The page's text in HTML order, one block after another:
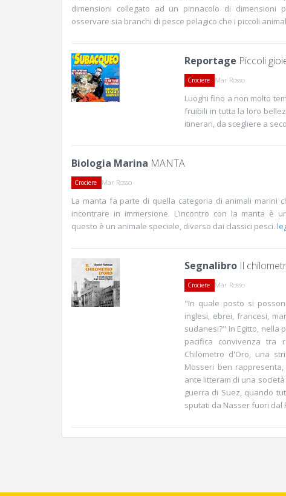
dimensioni collegato ad un pinnacolo di dimensioni
osservare sia branchi di pesce pelagico che i piccoli
Reportage Piccoli
Crociere Mar Rosso
Luoghi fino a non molto
fruibili in tutta la loro
itinerari, da scegliere a
Biologia Marina MANTA
Crociere Mar Rosso
La manta fa parte di quella categoria di animali marini
incontrare in immersione. L’incontro con la manta è
questo è un animale speciale, diverso dai classici pesci.
Segnalibro Il
Crociere Mar Rosso
"In quale posto si
inglesi, ebrei, francesi,
sudanesi?" In Egitto, nella
pacifica convivenza tra
Chilometro d'Oro, una
Mosseri ben
ante litteram di una
guerra di Suez, quando
sputati da Nasser fuori dal